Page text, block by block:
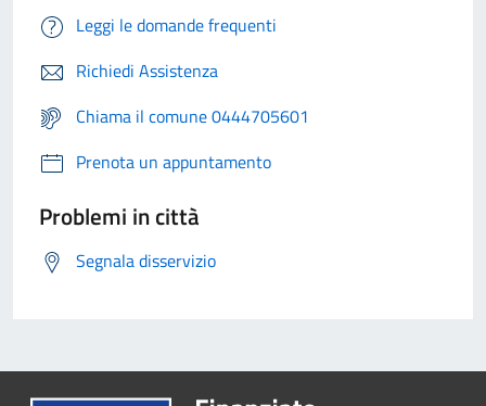
Leggi le domande frequenti
Richiedi Assistenza
Chiama il comune 0444705601
Prenota un appuntamento
Problemi in città
Segnala disservizio